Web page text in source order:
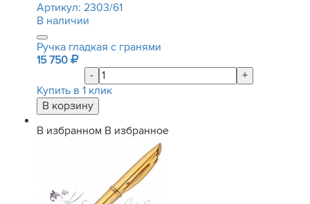
Артикул: 2303/61
В наличии
Ручка гладкая с гранями
15 750
-
+
Купить в 1 клик
В избранном В избранное